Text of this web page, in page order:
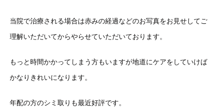
当院で治療される場合は赤みの経過などのお写真をお見せしてご
理解いただいてからやらせていただいております。
もっと時間かかってしまう方もいますが地道にケアをしていけば
かなりきれいになります。
年配の方のシミ取りも最近好評です。